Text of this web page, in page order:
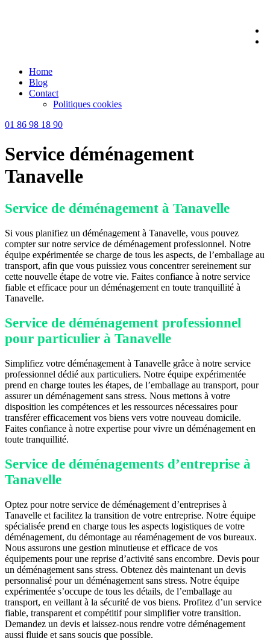
Home
Blog
Contact
Politiques cookies
01 86 98 18 90
Service déménagement
Tanavelle
Service de déménagement à Tanavelle
Si vous planifiez un déménagement à Tanavelle, vous pouvez
compter sur notre service de déménagement professionnel. Notre
équipe expérimentée se charge de tous les aspects, de l’emballage au
transport, afin que vous puissiez vous concentrer sereinement sur
cette nouvelle étape de votre vie. Faites confiance à notre service
fiable et efficace pour un déménagement en toute tranquillité à
Tanavelle.
Service de déménagement professionnel
pour particulier à Tanavelle
Simplifiez votre déménagement à Tanavelle grâce à notre service
professionnel dédié aux particuliers. Notre équipe expérimentée
prend en charge toutes les étapes, de l’emballage au transport, pour
assurer un déménagement sans stress. Nous mettons à votre
disposition les compétences et les ressources nécessaires pour
transférer efficacement vos biens vers votre nouveau domicile.
Faites confiance à notre expertise pour vivre un déménagement en
toute tranquillité.
Service de déménagements d’entreprise à
Tanavelle
Optez pour notre service de déménagement d’entreprises à
Tanavelle et facilitez la transition de votre entreprise. Notre équipe
spécialisée prend en charge tous les aspects logistiques de votre
déménagement, du démontage au réaménagement de vos bureaux.
Nous assurons une gestion minutieuse et efficace de vos
équipements pour une reprise d’activité sans encombre. Devis pour
un déménagement sans stress. Obtenez dès maintenant un devis
personnalisé pour un déménagement sans stress. Notre équipe
expérimentée s’occupe de tous les détails, de l’emballage au
transport, en veillant à la sécurité de vos biens. Profitez d’un service
fiable, transparent et compétitif pour simplifier votre transition.
Demandez un devis et laissez-nous rendre votre déménagement
aussi fluide et sans soucis que possible.